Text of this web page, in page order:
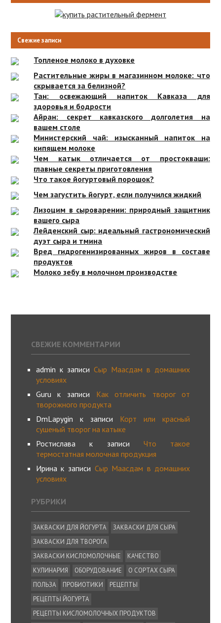
Свежие записи
Топленое молоко в духовке
Растительные жиры в магазинном молоке: что
скрывается за белизной?
Тан: освежающий напиток Кавказа для
здоровья и бодрости
Айран: секрет кавказского долголетия на
вашем столе
Министерский чай: изысканный напиток на
кипящем молоке
Чем катык отличается от простокваши:
главные секреты приготовления
Что такое йогуртовый порошок?
Чем загустить йогурт, если получился жидкий
Лизоцим в сыроварении: природный защитник
вашего сыра
Лейденский сыр: идеальный гастрономический
дуэт сыра и тмина
Вред гидрогенизированных жиров в составе
продуктов
Молоко зебу в молочном производстве
СВЕЖИЕ КОММЕНТАРИИ
admin к записи Сыр Маасдам в домашних
условиях
Guruк записи Как отличить творог от
творожного продукта
DmLapygin к записи Корт или красный
сушеный творог на катыке
Ростиславак записи Что такое
термостатная молочная продукция
Иринак записи Сыр Маасдам в домашних
условиях
РУБРИКИ
ЗАКВАСКИ ДЛЯ ЙОГУРТА
ЗАКВАСКИ ДЛЯ СЫРА
ЗАКВАСКИ ДЛЯ ТВОРОГА
ЗАКВАСКИ КИСЛОМОЛОЧНЫЕ
КАЧЕСТВО
КУЛИНАРИЯ
ОБОРУДОВАНИЕ
О СОРТАХ СЫРА
ПОЛЬЗА
ПРОБИОТИКИ
РЕЦЕПТЫ
РЕЦЕПТЫ ЙОГУРТА
РЕЦЕПТЫ КИСЛОМОЛОЧНЫХ ПРОДУКТОВ